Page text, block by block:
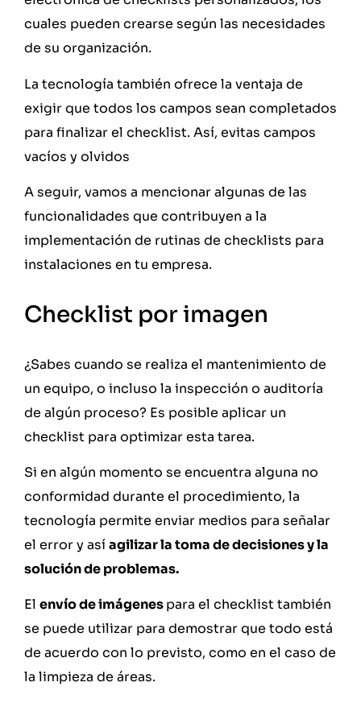
cuales pueden crearse según las necesidades
de su organización.
La tecnología también ofrece la ventaja de
exigir que todos los campos sean completados
para finalizar el checklist. Así, evitas campos
vacíos y olvidos
A seguir, vamos a mencionar algunas de las
funcionalidades que contribuyen a la
implementación de rutinas de checklists para
instalaciones en tu empresa.
Checklist por imagen
¿Sabes cuando se realiza el mantenimiento de
un equipo, o incluso la inspección o auditoría
de algún proceso? Es posible aplicar un
checklist para optimizar esta tarea.
Si en algún momento se encuentra alguna no
conformidad durante el procedimiento, la
tecnología permite enviar medios para señalar
el error y asíagilizar la toma de decisiones y la
solución de problemas.
El envío de imágenespara el checklist también
se puede utilizar para demostrar que todo está
de acuerdo con lo previsto, como en el caso de
la limpieza de áreas.